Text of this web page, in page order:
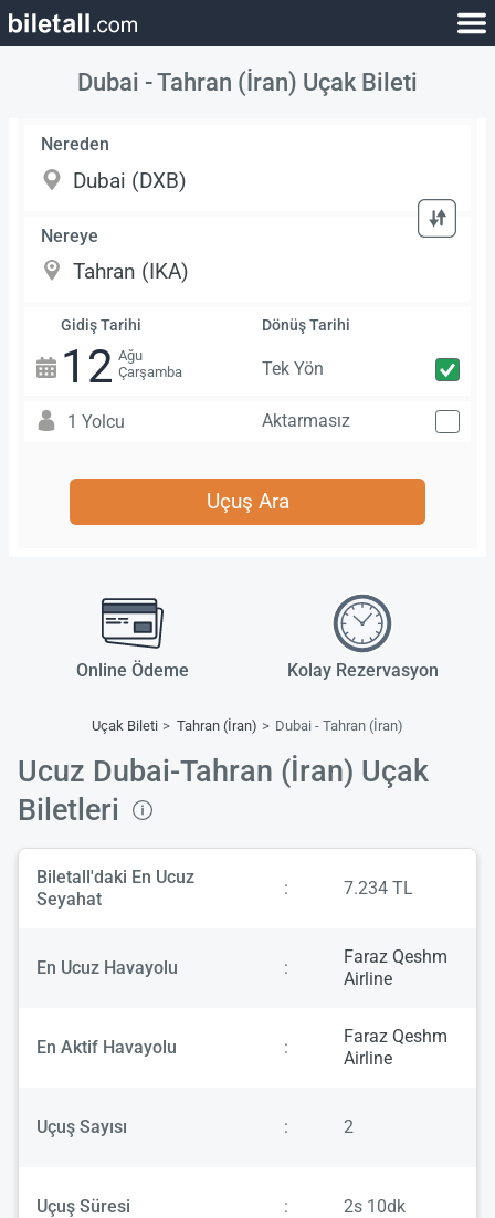
Dubai - Tahran (İran) Uçak Bileti
Nereden
Nereye
Gidiş Tarihi
12 Ağu
Çarşamba
Dönüş Tarihi
Tek Yön
1 Yolcu Aktarmasız
Uçuş Ara
Online Ödeme Kolay Rezervasyon
Uçak Bileti Tahran (İran) Dubai - Tahran (İran)
Ucuz Dubai-Tahran (İran) Uçak
Biletleri
Biletall'daki En Ucuz
Seyahat
: 7.234 TL
En Ucuz Havayolu :
Faraz Qeshm
Airline
En Aktif Havayolu :
Faraz Qeshm
Airline
Uçuş Sayısı : 2
Uçuş Süresi : 2s 10dk